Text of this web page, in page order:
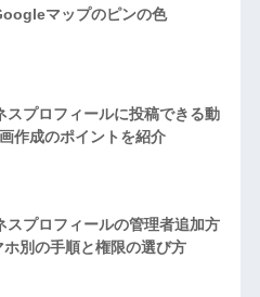
マップのピンの色
プロフィールに投稿できる動
作成のポイントを紹介
プロフィールの管理者追加方
別の手順と権限の選び方